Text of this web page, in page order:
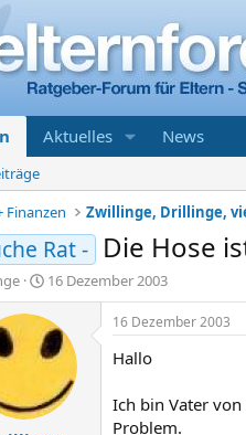
Aktuelles News
Finanzen
Zwillinge, Drillinge,
Rat - Die Hose
E
r
s
t
e
l
t
16 Dezember 2003
16 Dezember 2003
Hallo
Ich bin Vater
Problem.